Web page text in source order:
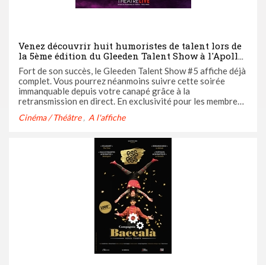
Venez découvrir huit humoristes de talent lors de
la 5ème édition du Gleeden Talent Show à l'Apollo
Théâtre le mardi 21 mars
Fort de son succès, le Gleeden Talent Show #5 affiche déjà
complet. Vous pourrez néanmoins suivre cette soirée
immanquable depuis votre canapé grâce à la
retransmission en direct. En exclusivité pour les membres
assister depuis l'Apollo Théâtre à Paris. Découvrez
Cinéma / Théâtre A l'affiche